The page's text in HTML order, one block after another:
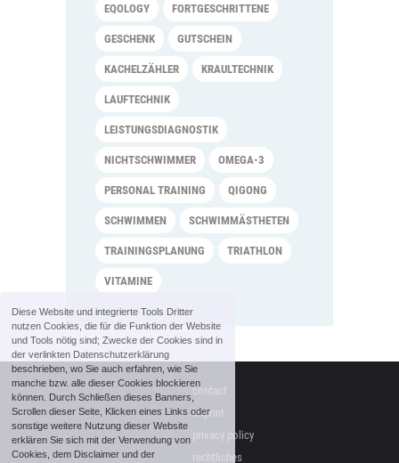
Diese Website und integrierte Tools Dritter
nutzen Cookies, die für die Funktion der Website
und Tools nötig sind; Zwecke der Cookies sind in
der verlinkten Datenschutzerklärung
beschrieben, wo Sie auch erfahren, wie Sie
manche bzw. alle dieser Cookies blockieren
können. Durch Schließen dieses Banners,
Scrollen dieser Seite, Klicken eines Links oder
sonstige weitere Nutzung dieser Website
erklären Sie sich mit der Verwendung von
Cookies, dem Disclaimer und der
EQOLOGY FORTGESCHRITTENE
GESCHENK GUTSCHEIN
KACHELZÄHLER KRAULTECHNIK
LAUFTECHNIK
LEISTUNGSDIAGNOSTIK
NICHTSCHWIMMER OMEGA-3
PERSONAL TRAINING QIGONG
SCHWIMMEN SCHWIMMÄSTHETEN
TRAININGSPLANUNG TRIATHLON
VITAMINE
contact
imprint
privacy policy
rechtliches